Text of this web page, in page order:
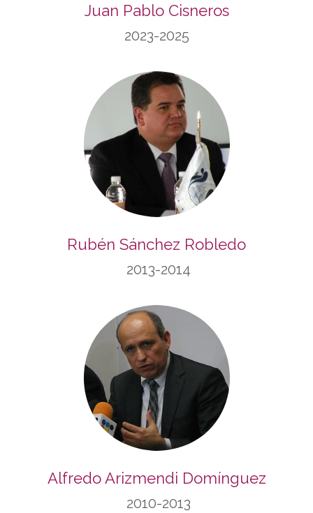
Juan Pablo Cisneros
2023-2025
Rubén Sánchez Robledo
2013-2014
Alfredo Arizmendi Domínguez
2010-2013